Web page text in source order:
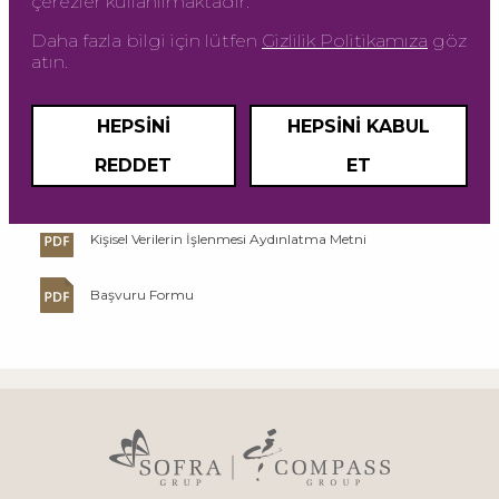
Daha fazla bilgi için lütfen Gizlilik Politikamıza göz
atın.
HEPSINI
REDDET
HEPSINI KABUL
ET
İŞLENMESİ
Özel Nitelikli Kişisel Verilerin İşlenmesi Politikası
Kişisel Verilerin İşlenmesi Aydınlatma Metni
Başvuru Formu